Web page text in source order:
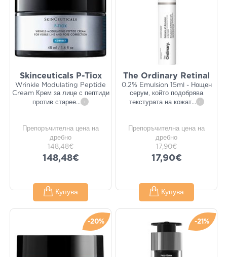
Skinceuticals P-Tiox
Wrinkle Modulating Peptide
Cream Крем за лице с пептиди
против старее... i
Препоръчителна цена на
дребно
148,48€
148,48€
Купува
The Ordinary Retinal
0.2% Emulsion 15ml - Нощен
серум, който подобрява
текстурата на кожат... i
Препоръчителна цена на
дребно
17,90€
17,90€
Купува
-20% -21%